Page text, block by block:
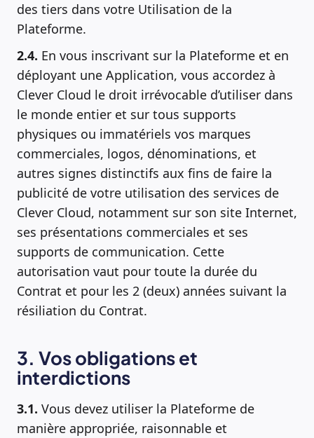
des tiers dans votre Utilisation de la
Plateforme.
2.4. En vous inscrivant sur la Plateforme et en
déployant une Application, vous accordez à
Clever Cloud le droit irrévocable d’utiliser dans
le monde entier et sur tous supports
physiques ou immatériels vos marques
commerciales, logos, dénominations, et
autres signes distinctifs aux fins de faire la
publicité de votre utilisation des services de
Clever Cloud, notamment sur son site Internet,
ses présentations commerciales et ses
supports de communication. Cette
autorisation vaut pour toute la durée du
Contrat et pour les 2 (deux) années suivant la
résiliation du Contrat.
3. Vos obligations et
interdictions
3.1. Vous devez utiliser la Plateforme de
manière appropriée, raisonnable et